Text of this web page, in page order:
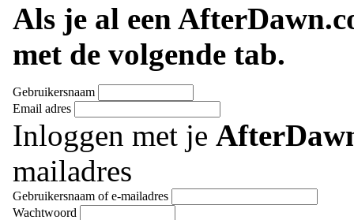
Als je al een
met de volgende tab.
Gebruikersnaam
Email adres
Inloggen met je
mailadres
Gebruikersnaam of e-mailadres
Wachtwoord